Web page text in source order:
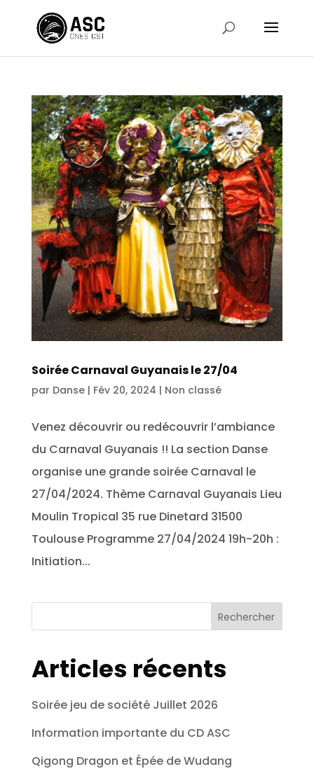
Soirée Carnaval Guyanais le 27/04
par Danse| Fév 20, 2024 | Non classé
Venez découvrir ou redécouvrir l’ambiance
du Carnaval Guyanais !! La section Danse
organise une grande soirée Carnaval le
27/04/2024. Thème Carnaval Guyanais Lieu
Moulin Tropical 35 rue Dinetard 31500
Toulouse Programme 27/04/2024 19h-20h :
Initiation...
Rechercher
Articles récents
Soirée jeu de société Juillet 2026
Information importante du CD ASC
Qigong Dragon et Épée de Wudang